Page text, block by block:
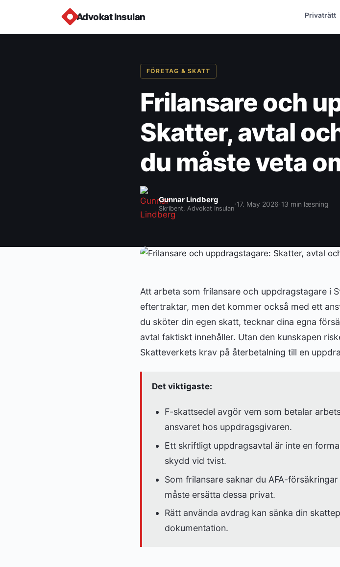
Advokat Insulan Privaträtt
FÖRETAG & SKATT
Frilansare och
Skatter, avtal
du måste veta
Gunnar Lindberg
Skribent, Advokat Insulan·17. May 2026·13 min læsning
Att arbeta som frilansare och uppdragstagare i
eftertraktar, men det kommer också med ett
du sköter din egen skatt, tecknar dina egna
avtal faktiskt innehåller. Utan den kunskapen
Skatteverkets krav på återbetalning till en
Det viktigaste:
F-skattsedel avgör vem som betalar
ansvaret hos uppdragsgivaren.
Ett skriftligt uppdragsavtal är inte en
skydd vid tvist.
Som frilansare saknar du AFA-
måste ersätta dessa privat.
Rätt använda avdrag kan sänka din
dokumentation.